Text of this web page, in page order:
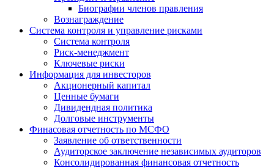
Биографии членов правления
Вознаграждение
Система контроля и управление рисками
Система контроля
Риск-менеджмент
Ключевые риски
Информация для инвесторов
Акционерный капитал
Ценные бумаги
Дивидендная политика
Долговые инструменты
Финасовая отчетность по МСФО
Заявление об ответственности
Аудиторское заключение независимых аудиторов
Консолидированная финансовая отчетность